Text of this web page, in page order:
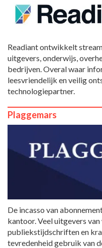
Readiant ontwikkelt
uitgevers, onderwijs,
bedrijven. Overal waar
leesvriendelijk en veilig
technologiepartner.
Plaggemars
De incasso van
kantoor. Veel uitgevers van
publiekstijdschriften en
tevredenheid gebruik van